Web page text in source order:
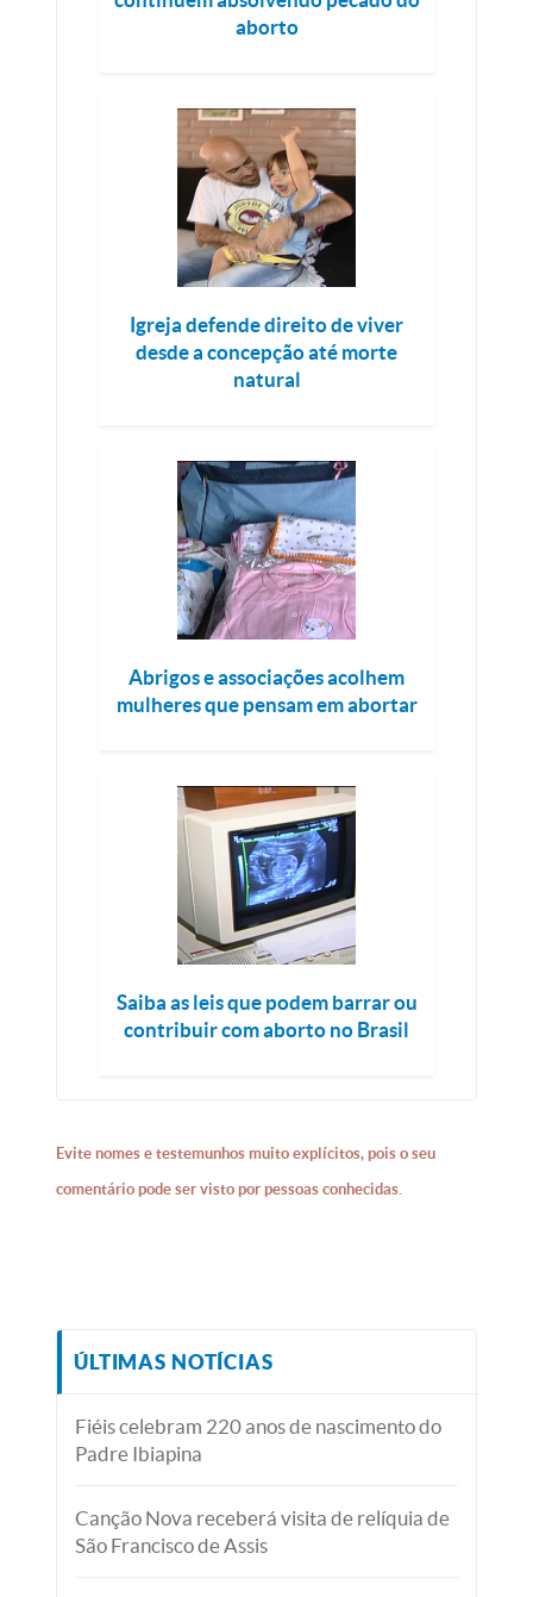
aborto
Igreja defende direito de viver
desde a concepção até morte
natural
Abrigos e associações acolhem
mulheres que pensam em abortar
Saiba as leis que podem barrar ou
contribuir com aborto no Brasil
Evite nomes e testemunhos muito explícitos, pois o seu
comentário pode ser visto por pessoas conhecidas.
ÚLTIMAS NOTÍCIAS
Fiéis celebram 220 anos de nascimento do
Padre Ibiapina
Canção Nova receberá visita de relíquia de
São Francisco de Assis